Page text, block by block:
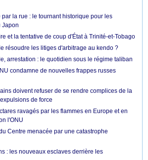
par la rue : le tournant historique pour les
Japon
et la tentative de coup d'État à Trinité-et-Tobago
résoudre les litiges d'arbitrage au kendo ?
arrestation : le quotidien sous le régime taliban
condamne de nouvelles frappes russes
doivent refuser de se rendre complices de la
de force
ravagés par les flammes en Europe et en
l'ONU
Centre menacée par une catastrophe
: les nouveaux esclaves derrière les